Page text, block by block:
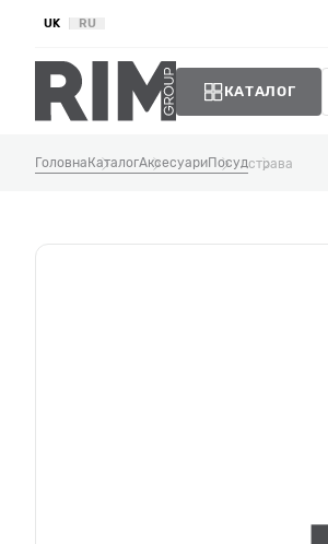
UK RU
КАТАЛОГ
Головна КаталогАксесуариПосудстрава